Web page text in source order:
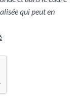
qui peut en